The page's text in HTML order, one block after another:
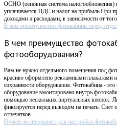
ОСНО (основная система
уплачивается НДС и налог на прибыль.При
доходами и расходами, в зависимости от
В чем преимущество фотокабины перед
В чем преимущество
фотооборудования?
Вам не нужно отдельного помещения под
красиво оформлено рекламными плакатами
сохранности оборудования. Фотокабина -
оборудование вмонтировано внутрь
помощью нескольких виртуальных кнопок.
фиксируется перед выводом на печать. Свет
отпечатков.
Нужен ли специалист для настройки